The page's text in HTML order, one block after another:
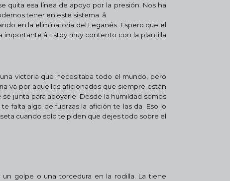
quita esa línea de apoyo por la presión. Nos ha
tener en este sistema. â
en la eliminatoria del Leganés. Espero que el
Estoy muy contento con la plantilla
victoria que necesitaba todo el mundo, pero
va por aquellos aficionados que siempre están
junta para apoyarle. Desde la humildad somos
te falta algo de fuerzas la afición te las da. Eso lo
cuando solo te piden que dejes todo sobre el
golpe o una torcedura en la rodilla. La tiene